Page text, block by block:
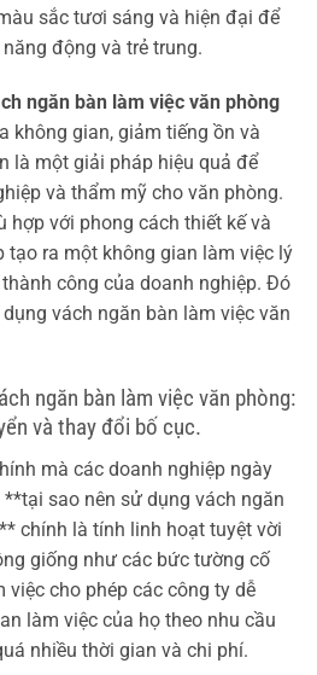
sắc tươi sáng và hiện đại để
động và trẻ trung.
ngăn bàn làm việc văn phòng
không gian, giảm tiếng ồn và
là một giải pháp hiệu quả để
và thẩm mỹ cho văn phòng.
hợp với phong cách thiết kế và
tạo ra một không gian làm việc lý
công của doanh nghiệp. Đó
vách ngăn bàn làm việc văn
ngăn bàn làm việc văn phòng:
và thay đổi bố cục.
mà các doanh nghiệp ngày
sao nên sử dụng vách ngăn
chính là tính linh hoạt tuyệt vời
giống như các bức tường cố
việc cho phép các công ty dễ
làm việc của họ theo nhu cầu
nhiều thời gian và chi phí.